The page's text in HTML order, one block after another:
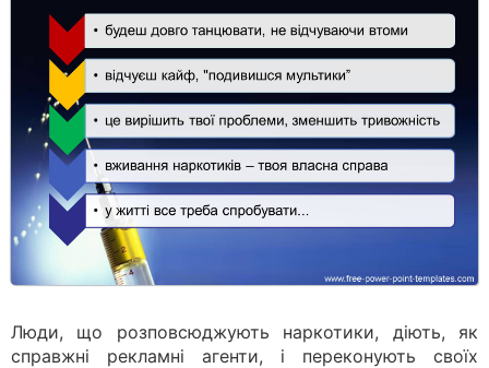
Люди, що розповсюджують наркотики, діють, як
справжні рекламні агенти, і переконують своїх